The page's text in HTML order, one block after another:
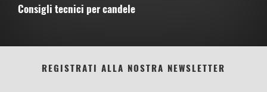
Consigli tecnici per candele
REGISTRATI ALLA NOSTRA NEWSLETTER